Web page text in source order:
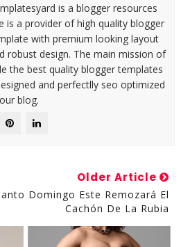
is a blogger resources
is a provider of high quality blogger
with premium looking layout
robust design. The main mission of
the best quality blogger templates
and perfectlly seo optimized
blog.
Older Article
Domingo Este Remozará El
Cachón De La Rubia